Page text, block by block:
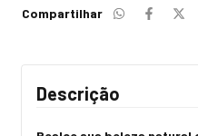
Compartilhar
Descrição